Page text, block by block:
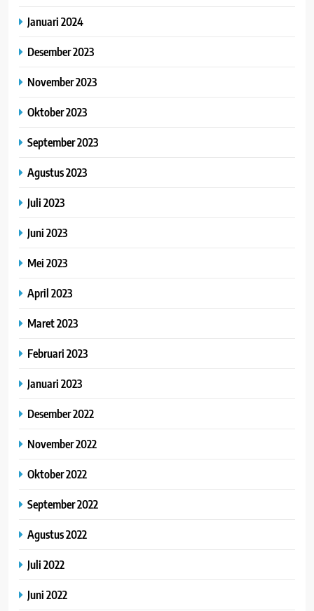
Januari 2024
Desember 2023
November 2023
Oktober 2023
September 2023
Agustus 2023
Juli 2023
Juni 2023
Mei 2023
April 2023
Maret 2023
Februari 2023
Januari 2023
Desember 2022
November 2022
Oktober 2022
September 2022
Agustus 2022
Juli 2022
Juni 2022